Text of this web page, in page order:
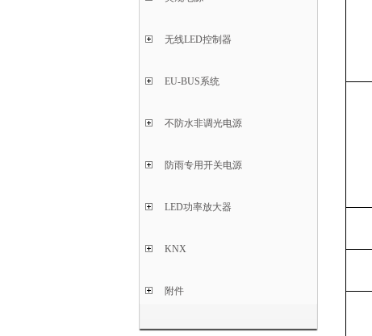
无线LED控制器
EU-BUS系统
不防水非调光电源
防雨专用开关电源
LED功率放大器
KNX
附件